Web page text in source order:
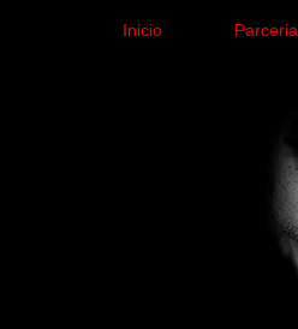
Inicio Parceria